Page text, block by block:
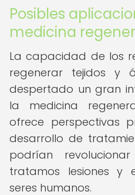
Posibles
medicina
La capacidad de los
regenerar tejidos y
despertado un gran
la medicina
ofrece perspectivas
desarrollo de
podrían
tratamos lesiones y
seres humanos.